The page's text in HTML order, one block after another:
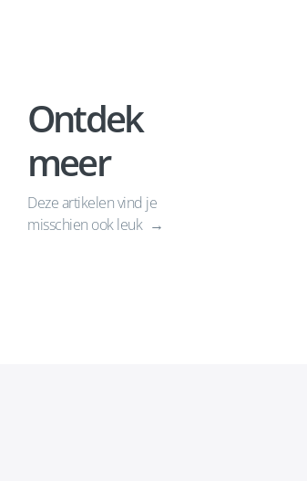
Ontdek
meer
Deze artikelen vind je
misschien ook leuk